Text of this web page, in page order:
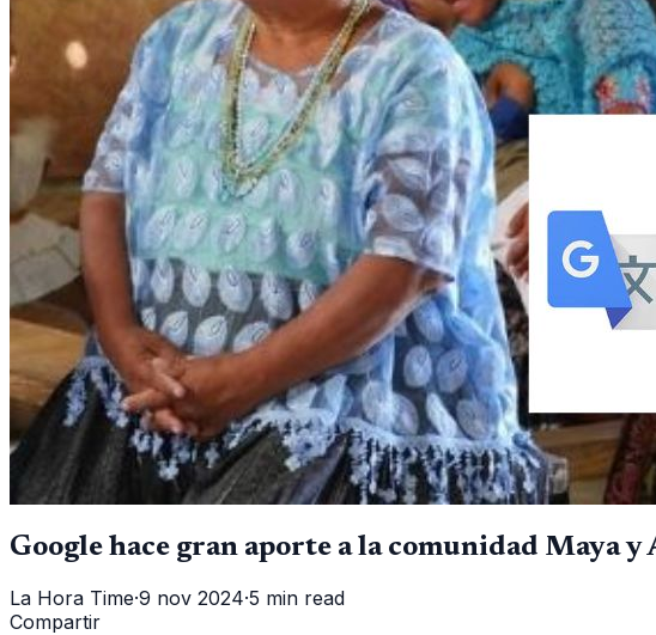
Google hace gran aporte a la comunidad Maya y
La Hora Time·9 nov 2024·5 min read
Compartir